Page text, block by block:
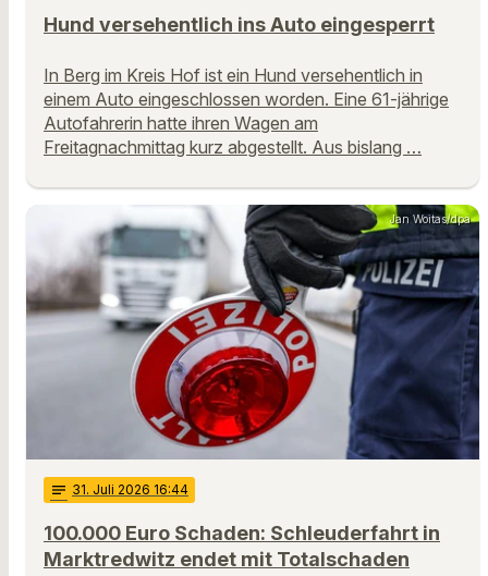
Hund versehentlich ins Auto eingesperrt
In Berg im Kreis Hof ist ein Hund versehentlich in
einem Auto eingeschlossen worden. Eine 61-jährige
Autofahrerin hatte ihren Wagen am
Freitagnachmittag kurz abgestellt. Aus bislang …
Jan Woitas/dpa
notes 31. Juli 2026 16:44
100.000 Euro Schaden: Schleuderfahrt in
Marktredwitz endet mit Totalschaden